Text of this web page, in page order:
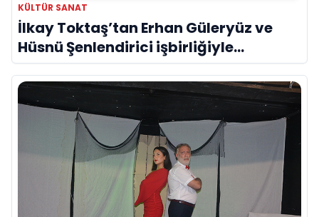
KÜLTÜR SANAT
İlkay Toktaş’tan Erhan Güleryüz ve
Hüsnü Şenlendirici işbirliğiyle
duygusal bir aşk manifestosu: “Deliler
Gibi”